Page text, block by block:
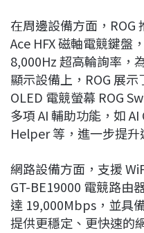
在周邊設備方面，ROG
Ace HFX 磁軸電競鍵盤
8,000Hz 超高輪詢率，
顯示設備上，ROG 展
OLED 電競螢幕 ROG
多項 AI 輔助功能，如
Helper 等，進一步提升
網路設備方面，支援
GT-BE19000 電競路由
達 19,000Mbps，並具
提供更穩定、更快速的